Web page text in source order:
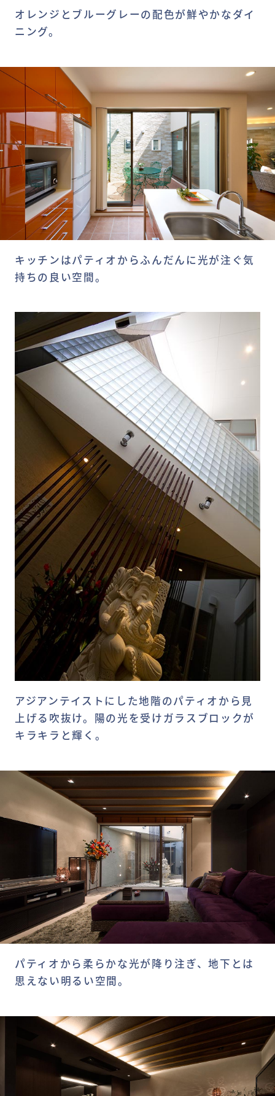
オレンジとブルーグレーの配色が鮮やかなダイ
ニング。
キッチンはパティオからふんだんに光が注ぐ気
持ちの良い空間。
アジアンテイストにした地階のパティオから見
上げる吹抜け。陽の光を受けガラスブロックが
キラキラと輝く。
パティオから柔らかな光が降り注ぎ、地下とは
思えない明るい空間。